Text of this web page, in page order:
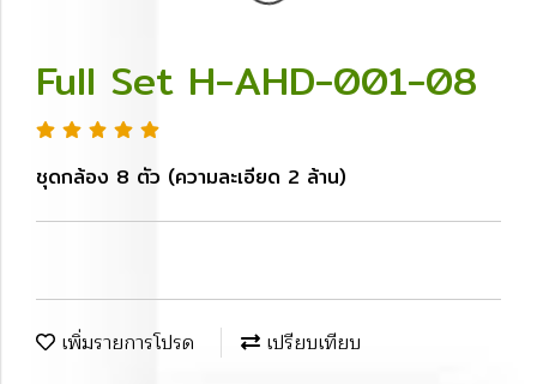
Full Set H-AHD-001-08
ชุดกล้อง 8 ตัว (ความละเอียด 2 ล้าน)
เพิ่มรายการโปรด เปรียบเทียบ